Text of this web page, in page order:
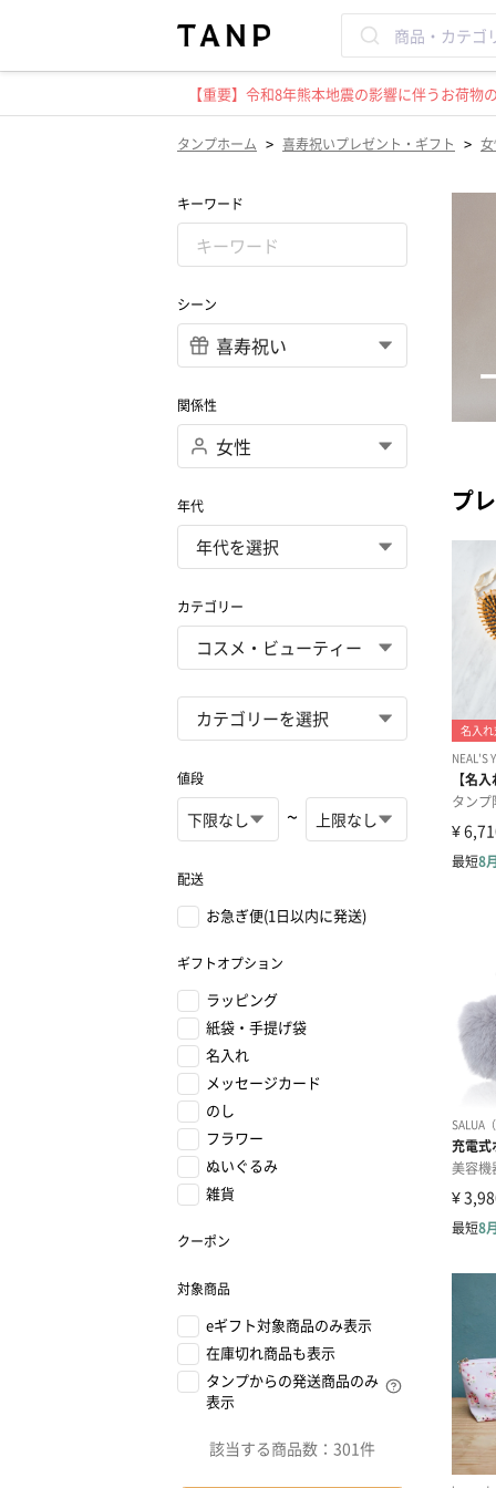
【重要】令和8年熊本地震の影響に伴うお荷
タンプホーム > 喜寿祝いプレゼント・ギフト >
キーワード
シーン
関係性
年代
カテゴリー
値段
~
配送
お急ぎ便(1日以内に発送)
ギフトオプション
ラッピング
紙袋・手提げ袋
名入れ
メッセージカード
のし
フラワー
ぬいぐるみ
雑貨
クーポン
対象商品
eギフト対象商品のみ表示
在庫切れ商品も表示
タンプからの発送商品のみ
表示
該当する商品数： 301件
プ